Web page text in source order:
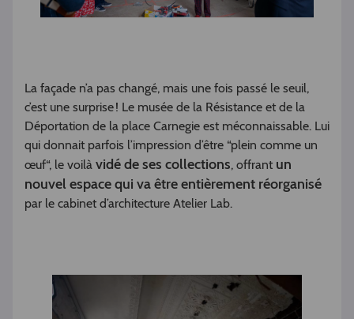
La façade n’a pas changé, mais une fois passé le seuil,
c’est une surprise ! Le musée de la Résistance et de la
Déportation de la place Carnegie est méconnaissable. Lui
qui donnait parfois l’impression d’être “plein comme un
œuf“, le voilà vidé de ses collections, offrant un
nouvel espace qui va être entièrement réorganisé
par le cabinet d’architecture Atelier Lab.